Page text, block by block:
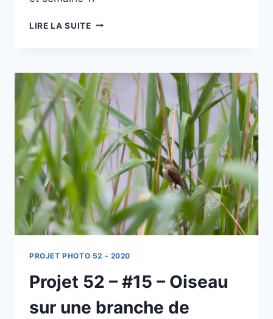
LIRE LA SUITEPROJET
–
OISEAU
SUR
UNE
BOUÉE
PROJET PHOTO 52 - 2020
Projet 52 – #15 – Oiseau
sur une branche de